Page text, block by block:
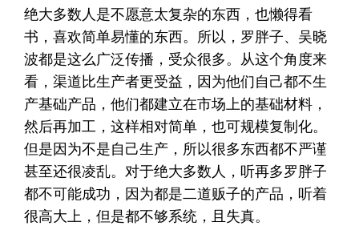
绝大多数人是不愿意太复杂的东西，也懒得看
书，喜欢简单易懂的东西。所以，罗胖子、吴晓
波都是这么广泛传播，受众很多。从这个角度来
看，渠道比生产者更受益，因为他们自己都不生
产基础产品，他们都建立在市场上的基础材料，
然后再加工，这样相对简单，也可规模复制化。
但是因为不是自己生产，所以很多东西都不严谨
甚至还很凌乱。对于绝大多数人，听再多罗胖子
都不可能成功，因为都是二道贩子的产品，听着
很高大上，但是都不够系统，且失真。